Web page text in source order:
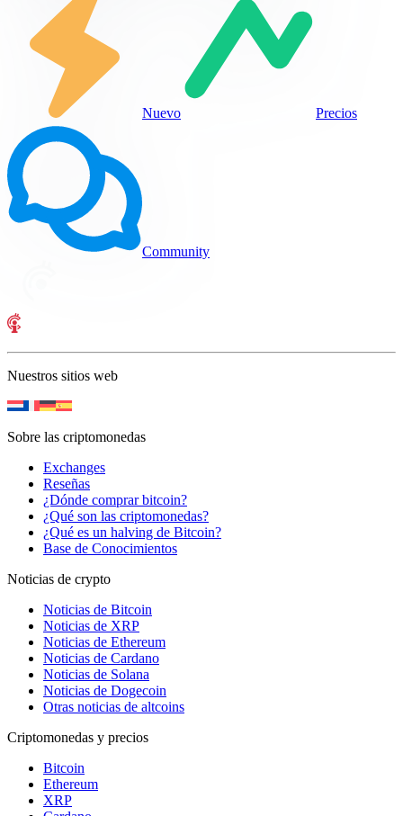
Nuevo Precios
Community
Nuestros sitios web
Sobre las criptomonedas
Exchanges
Reseñas
¿Dónde comprar bitcoin?
¿Qué son las criptomonedas?
¿Qué es un halving de Bitcoin?
Base de Conocimientos
Noticias de crypto
Noticias de Bitcoin
Noticias de XRP
Noticias de Ethereum
Noticias de Cardano
Noticias de Solana
Noticias de Dogecoin
Otras noticias de altcoins
Criptomonedas y precios
Bitcoin
Ethereum
XRP